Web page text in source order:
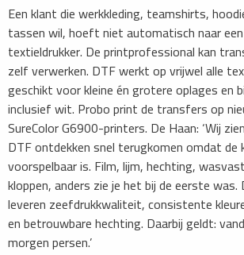
Een klant die werkkleding, teamshirts,
tassen wil, hoeft niet automatisch naar
textieldrukker. De printprofessional kan
zelf verwerken. DTF werkt op vrijwel alle
geschikt voor kleine én grotere oplages en
inclusief wit. Probo print de transfers op
SureColor G6900-printers. De Haan: ‘Wij
DTF ontdekken snel terugkomen omdat
voorspelbaar is. Film, lijm, hechting,
kloppen, anders zie je het bij de eerste
leveren zeefdrukkwaliteit, consistente
en betrouwbare hechting. Daarbij geldt:
morgen persen.’